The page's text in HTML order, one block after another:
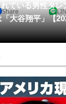
合ページ
トレンド
ている男性タレ
大谷翔平」【
Share